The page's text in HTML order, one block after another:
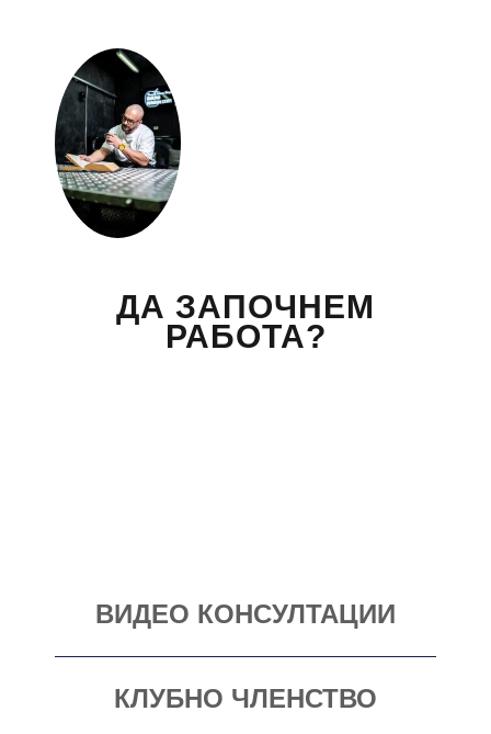
ДА ЗАПОЧНЕМ
РАБОТА?
ВИДЕО КОНСУЛТАЦИИ
КЛУБНО ЧЛЕНСТВО